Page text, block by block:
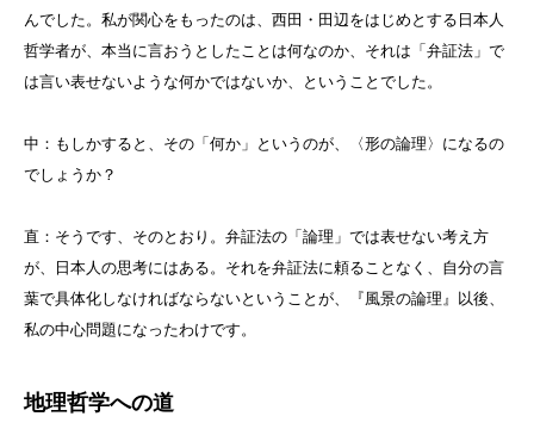
んでした。私が関心をもったのは、西田・田辺をはじめとする日本人
哲学者が、本当に言おうとしたことは何なのか、それは「弁証法」で
は言い表せないような何かではないか、ということでした。
中：もしかすると、その「何か」というのが、〈形の論理〉になるの
でしょうか？
直：そうです、そのとおり。弁証法の「論理」では表せない考え方
が、日本人の思考にはある。それを弁証法に頼ることなく、自分の言
葉で具体化しなければならないということが、『風景の論理』以後、
私の中心問題になったわけです。
地理哲学への道